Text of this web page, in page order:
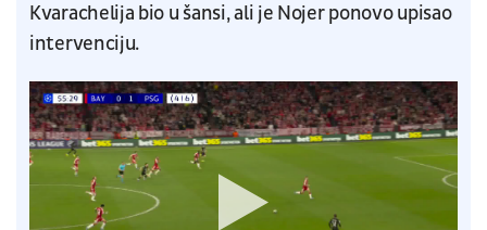
Kvarachelija bio u šansi, ali je Nojer ponovo upisao
intervenciju.